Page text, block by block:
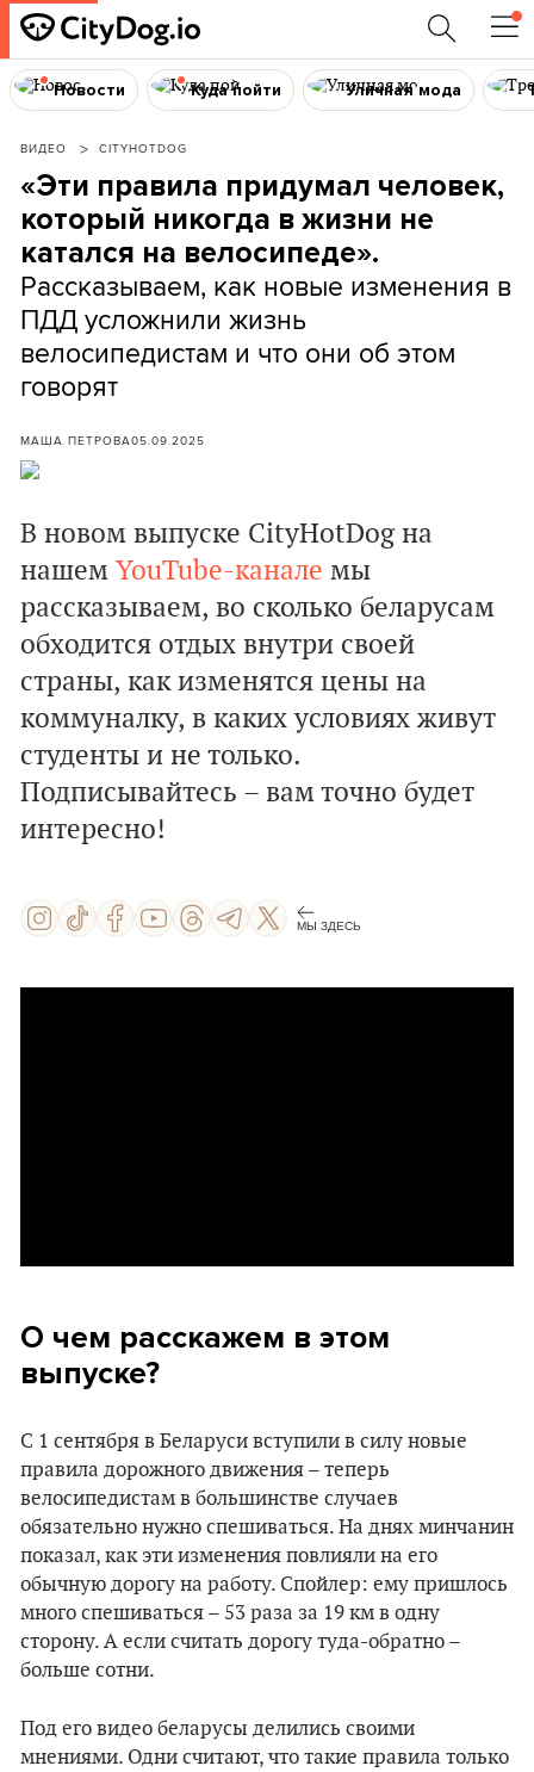
Новости Куда пойти Уличная мода
ВИДЕО CITYHOTDOG
«Эти правила придумал человек,
который никогда в жизни не
катался на велосипеде».
Рассказываем, как новые изменения в
ПДД усложнили жизнь
велосипедистам и что они об этом
говорят
МАША ПЕТРОВА05.09.2025
В новом выпуске CityHotDog на
нашем YouTube-канале мы
рассказываем, во сколько беларусам
обходится отдых внутри своей
страны, как изменятся цены на
коммуналку, в каких условиях живут
студенты и не только.
Подписывайтесь – вам точно будет
интересно!
МЫ ЗДЕСЬ
О чем расскажем в этом
выпуске?
С 1 сентября в Беларуси вступили в силу новые
правила дорожного движения – теперь
велосипедистам в большинстве случаев
обязательно нужно спешиваться. На днях минчанин
показал, как эти изменения повлияли на его
обычную дорогу на работу. Спойлер: ему пришлось
много спешиваться – 53 раза за 19 км в одну
сторону. А если считать дорогу туда-обратно –
больше сотни.
Под его видео беларусы делились своими
мнениями. Одни считают, что такие правила только